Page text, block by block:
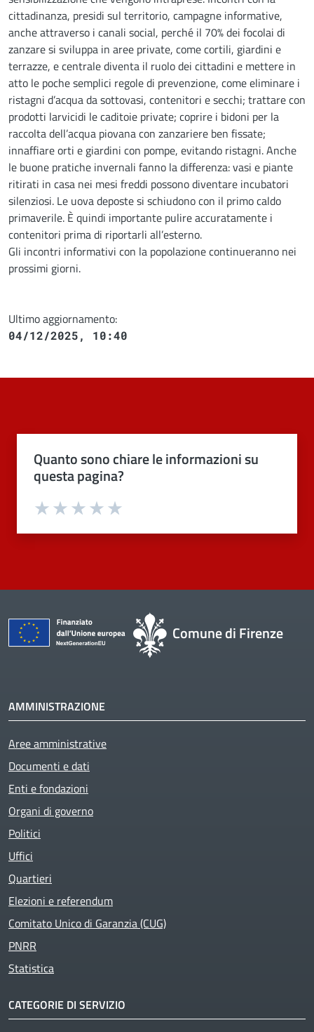
cittadinanza, presidi sul territorio, campagne informative,
anche attraverso i canali social, perché il 70% dei focolai di
zanzare si sviluppa in aree private, come cortili, giardini e
terrazze, e centrale diventa il ruolo dei cittadini e mettere in
atto le poche semplici regole di prevenzione, come eliminare i
ristagni d’acqua da sottovasi, contenitori e secchi; trattare con
prodotti larvicidi le caditoie private; coprire i bidoni per la
raccolta dell’acqua piovana con zanzariere ben fissate;
innaffiare orti e giardini con pompe, evitando ristagni. Anche
le buone pratiche invernali fanno la differenza: vasi e piante
ritirati in casa nei mesi freddi possono diventare incubatori
silenziosi. Le uova deposte si schiudono con il primo caldo
primaverile. È quindi importante pulire accuratamente i
contenitori prima di riportarli all’esterno.
Gli incontri informativi con la popolazione continueranno nei
prossimi giorni.
Ultimo aggiornamento:
04/12/2025, 10:40
Quanto sono chiare le informazioni su
questa pagina?
Valuta 4 stelle su 5
Valuta 3 stelle su 5
Valuta 2 stelle su 5
Valuta 1 stelle su 5
Comune di Firenze
AMMINISTRAZIONE
Aree amministrative
Documenti e dati
Enti e fondazioni
Organi di governo
Politici
Uffici
Quartieri
Elezioni e referendum
Comitato Unico di Garanzia (CUG)
PNRR
Statistica
CATEGORIE DI SERVIZIO